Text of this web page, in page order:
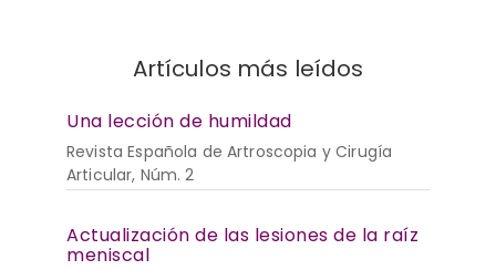
Artículos más leídos
Una lección de humildad
Revista Española de Artroscopia y Cirugía
Articular, Núm. 2
Actualización de las lesiones de la raíz
meniscal